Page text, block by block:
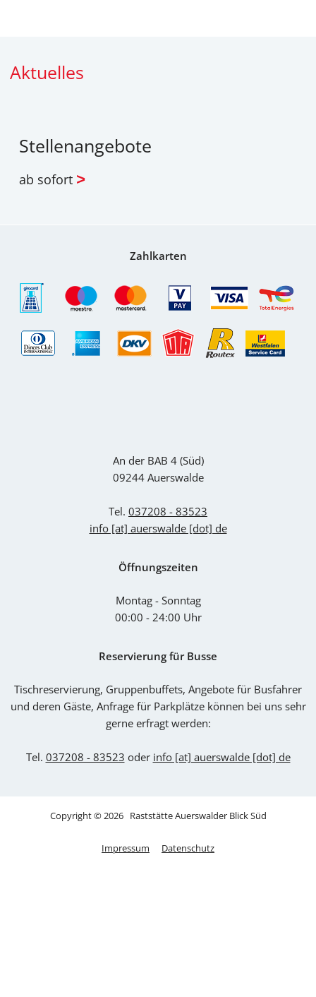
Aktuelles
Stellenangebote
ab sofort >
Zahlkarten
An der BAB 4 (Süd)
09244 Auerswalde
Tel. 037208 - 83523
info [at] auerswalde [dot] de
Öffnungszeiten
Montag - Sonntag
00:00 - 24:00 Uhr
Reservierung für Busse
Tischreservierung, Gruppenbuffets, Angebote für Busfahrer
und deren Gäste, Anfrage für Parkplätze können bei uns sehr
gerne erfragt werden:
Tel. 037208 - 83523 oder info [at] auerswalde [dot] de
Copyright © 2026 Raststätte Auerswalder Blick Süd
Impressum Datenschutz